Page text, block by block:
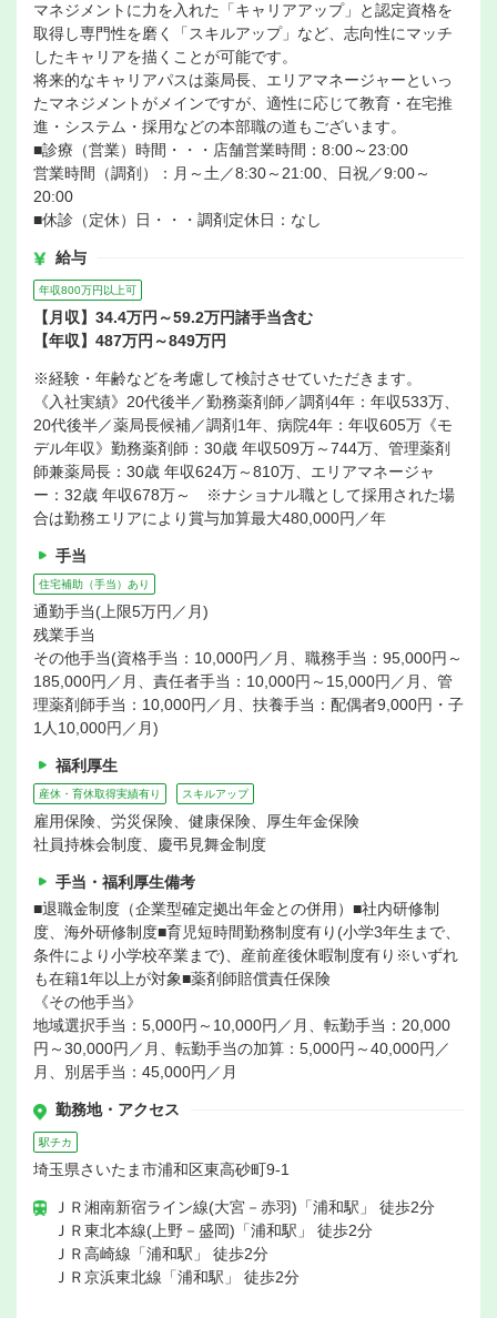
マネジメントに力を入れた「キャリアアップ」と認定資格を
取得し専門性を磨く「スキルアップ」など、志向性にマッチ
したキャリアを描くことが可能です。
将来的なキャリアパスは薬局長、エリアマネージャーといっ
たマネジメントがメインですが、適性に応じて教育・在宅推
進・システム・採用などの本部職の道もございます。
■診療（営業）時間・・・店舗営業時間：8:00～23:00
営業時間（調剤）：月～土／8:30～21:00、日祝／9:00～
20:00
■休診（定休）日・・・調剤定休日：なし
給与
年収800万円以上可
【月収】34.4万円～59.2万円諸手当含む
【年収】487万円～849万円
※経験・年齢などを考慮して検討させていただきます。
《入社実績》20代後半／勤務薬剤師／調剤4年：年収533万、
20代後半／薬局長候補／調剤1年、病院4年：年収605万《モ
デル年収》勤務薬剤師：30歳 年収509万～744万、管理薬剤
師兼薬局長：30歳 年収624万～810万、エリアマネージャ
ー：32歳 年収678万～ ※ナショナル職として採用された場
合は勤務エリアにより賞与加算最大480,000円／年
手当
住宅補助（手当）あり
通勤手当(上限5万円／月)
残業手当
その他手当(資格手当：10,000円／月、職務手当：95,000円～
185,000円／月、責任者手当：10,000円～15,000円／月、管
理薬剤師手当：10,000円／月、扶養手当：配偶者9,000円・子
1人10,000円／月)
福利厚生
産休・育休取得実績有り スキルアップ
雇用保険、労災保険、健康保険、厚生年金保険
社員持株会制度、慶弔見舞金制度
手当・福利厚生備考
■退職金制度（企業型確定拠出年金との併用）■社内研修制
度、海外研修制度■育児短時間勤務制度有り(小学3年生まで、
条件により小学校卒業まで)、産前産後休暇制度有り※いずれ
も在籍1年以上が対象■薬剤師賠償責任保険
《その他手当》
地域選択手当：5,000円～10,000円／月、転勤手当：20,000
円～30,000円／月、転勤手当の加算：5,000円～40,000円／
月、別居手当：45,000円／月
勤務地・アクセス
駅チカ
埼玉県さいたま市浦和区東高砂町9-1
ＪＲ湘南新宿ライン線(大宮－赤羽)「浦和駅」 徒歩2分
ＪＲ東北本線(上野－盛岡)「浦和駅」 徒歩2分
ＪＲ高崎線「浦和駅」 徒歩2分
ＪＲ京浜東北線「浦和駅」 徒歩2分